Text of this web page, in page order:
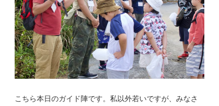
こちら本日のガイド陣です。私以外若いですが、みなさ